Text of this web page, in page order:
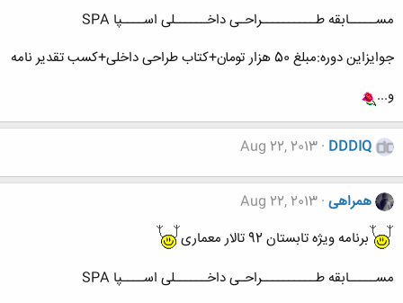
مســـــابقه طــــــــــراحـی داخــــــلی اســــپا SPA
جوایزاین دوره:مبلغ 50 هزار تومان+کتاب طراحی داخلی+کسب تقدیر نامه
و...
DDDIQ
Aug 22, 2013
همراهی Aug 22, 2013
برنامه ویژه تابستان 92 تالار معماری
مســـــابقه طــــــــــراحـی داخــــــلی اســــپا SPA